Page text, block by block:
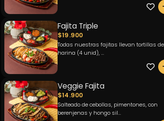
0
Fajita Triple
$19.900
Todas nuestras fajitas llevan tortillas de
harina (4 unid), ...
0
Veggie Fajita
$14.900
Salteado de cebollas, pimentones, con
berenjenas y hongo sil...